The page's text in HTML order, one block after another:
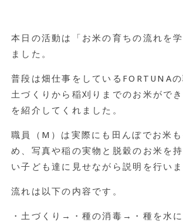
本日の活動は「お米の育ちの流れを
ました。
普段は畑仕事をしているFORTUNA
土づくりから稲刈りまでのお米がで
を紹介してくれました。
職員（M）は実際にも田んぼでお米
め、写真や稲の実物と脱穀のお米を
い子ども達に見せながら説明を行いま
流れは以下の内容です。
・土づくり→・種の消毒→・種を水